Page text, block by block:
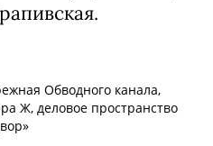
Обводного канала,
Ж, деловое пространство
»